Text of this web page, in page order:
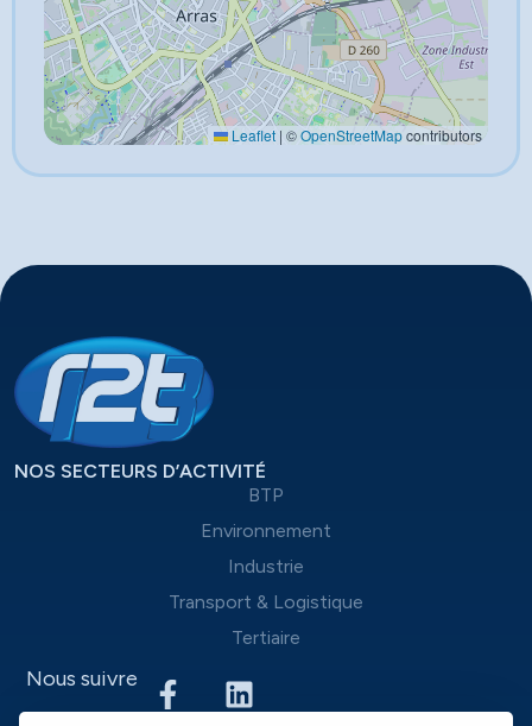
Leaflet | ©OpenStreetMapcontributors
NOS SECTEURS D’ACTIVITÉ
BTP
Environnement
Industrie
Transport & Logistique
Tertiaire
Nous suivre